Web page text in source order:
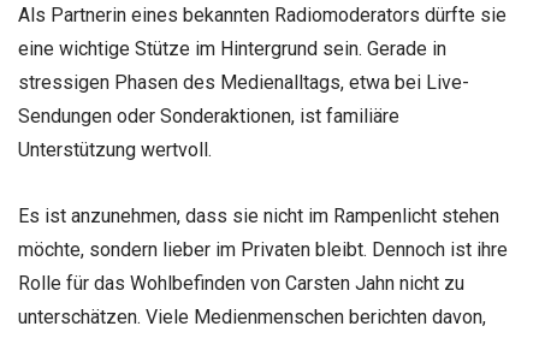
Als Partnerin eines bekannten Radiomoderators dürfte sie
eine wichtige Stütze im Hintergrund sein. Gerade in
stressigen Phasen des Medienalltags, etwa bei Live-
Sendungen oder Sonderaktionen, ist familiäre
Unterstützung wertvoll.
Es ist anzunehmen, dass sie nicht im Rampenlicht stehen
möchte, sondern lieber im Privaten bleibt. Dennoch ist ihre
Rolle für das Wohlbefinden von Carsten Jahn nicht zu
unterschätzen. Viele Medienmenschen berichten davon,